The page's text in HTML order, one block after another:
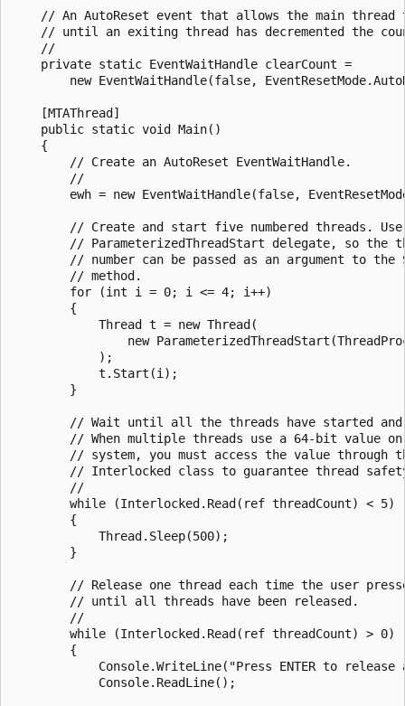
// An AutoReset event that allows the main thread
// until an exiting thread has decremented the
    //
    private static EventWaitHandle clearCount =
new EventWaitHandle(false,
    [MTAThread]
    public static void Main()
    {
        // Create an AutoReset EventWaitHandle.
        //
ewh = new EventWaitHandle(false,
// Create and start five numbered threads. Use
// ParameterizedThreadStart delegate, so the
// number can be passed as an argument to the
        // method.
        for (int i = 0; i <= 4; i++)
        {
            Thread t = new Thread(
new
            );
            t.Start(i);
        }
// Wait until all the threads have started
// When multiple threads use a 64-bit value
// system, you must access the value through
// Interlocked class to guarantee thread
        //
        while (Interlocked.Read(ref threadCount) < 5)
        {
            Thread.Sleep(500);
        }
// Release one thread each time the user
        // until all threads have been released.
        //
        while (Interlocked.Read(ref threadCount) > 0)
        {
Console.WriteLine("Press ENTER to release
            Console.ReadLine();